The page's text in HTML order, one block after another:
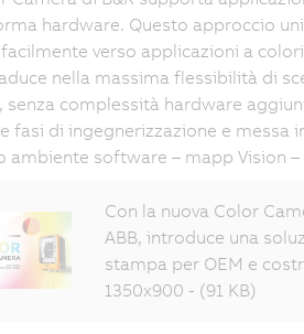
hardware. Questo approccio
verso applicazioni a
nella massima flessibilità di
senza complessità hardware
fasi di ingegnerizzazione e messa
ambiente software – mapp Vision
Con la nuova Color
ABB, introduce una
stampa per OEM e
1350x900 - (91 KB)